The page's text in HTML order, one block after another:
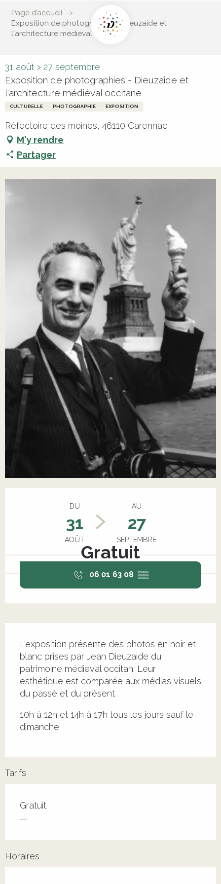
Page d’accueil
Exposition de photographies - Dieuzaide et
l'architecture médiéval occitane
31 août > 27 septembre
Exposition de photographies - Dieuzaide et
l'architecture médiéval occitane
CULTURELLE PHOTOGRAPHIE EXPOSITION
Réfectoire des moines, 46110 Carennac
M'y rendre
Partager
DU
31
AOÛT
AU
27
SEPTEMBRE
Gratuit
06 01 63 08 ▒▒
L'exposition présente des photos en noir et
blanc prises par Jean Dieuzaide du
patrimoine médieval occitan. Leur
esthétique est comparée aux médias visuels
du passé et du présent
10h à 12h et 14h à 17h tous les jours sauf le
dimanche
Tarifs
Tarifs 2026
Gratuit
—
Horaires